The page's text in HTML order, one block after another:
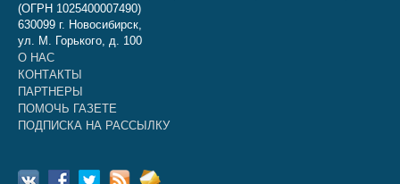
(ОГРН 1025400007490)
630099 г. Новосибирск,
ул. М. Горького, д. 100
О НАС
КОНТАКТЫ
ПАРТНЕРЫ
ПОМОЧЬ ГАЗЕТЕ
ПОДПИСКА НА РАССЫЛКУ